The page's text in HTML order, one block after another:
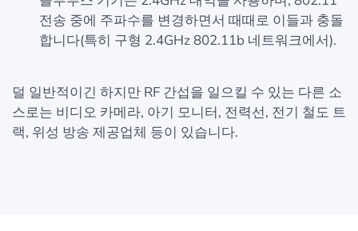
전송 중에 주파수를 변경하면서 때때로 이들과 충돌
합니다(특히 구형 2.4GHz 802.11b 네트워크에서).
덜 일반적이긴 하지만 RF 간섭을 일으킬 수 있는 다른 소
스로는 비디오 카메라, 아기 모니터, 전력선, 전기 철도 트
랙, 위성 방송 제공업체 등이 있습니다.